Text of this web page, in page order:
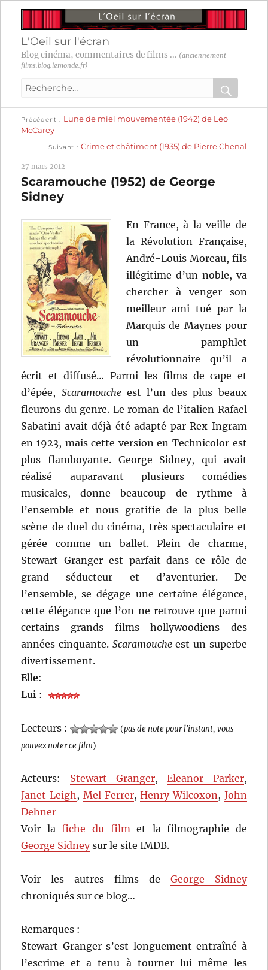
L'Oeil sur l'écran
Blog cinéma, commentaires de films ... (anciennement
films.blog.lemonde.fr)
Recherche
:
OK
Navigation
l’article
Précédent
précédente :
Lune de miel mouvementée (1942) de Leo
McCarey
Suivant
suivante :
Crime et châtiment (1935) de Pierre Chenal
27 mars 2012
Scaramouche (1952) de George
Sidney
En France, à la veille de
la Révolution Française,
André-Louis Moreau, fils
illégitime d’un noble, va
chercher à venger son
meilleur ami tué par la
Marquis de Maynes pour
un pamphlet
révolutionnaire qu’il a
écrit et diffusé… Parmi les films de cape et
d’épée, Scaramoucheest l’un des plus beaux
fleurons du genre. Le roman de l’italien Rafael
Sabatini avait déjà été adapté par Rex Ingram
en 1923, mais cette version en Technicolor est
plus flamboyante. George Sidney, qui avait
réalisé auparavant plusieurs comédies
musicales, donne beaucoup de rythme à
l’ensemble et nous gratifie de la plus belle
scène de duel du cinéma, très spectaculaire et
gérée comme un ballet. Plein de charme,
Stewart Granger est parfait dans ce rôle de
grand séducteur et d’aventurier. De
l’ensemble, se dégage une certaine élégance,
cette élégance que l’on ne retrouve que parmi
certains grands films hollywoodiens des
années cinquante. Scaramoucheest un superbe
divertissement.
Elle:
–
Lui :
Lecteurs : (pas de note pour l'instant, vous
pouvez noter ce film)
Acteurs: Stewart Granger,Eleanor Parker,
Janet Leigh, Mel Ferrer,Henry Wilcoxon, John
Dehner
Voir lafiche du filmet la filmographie de
George Sidneysur le site IMDB.
Voir les autres films de George Sidney
chroniqués sur ce blog…
Remarques :
Stewart Granger s’est longuement entraîné à
l’escrime et a tenu à tourner lui-même les